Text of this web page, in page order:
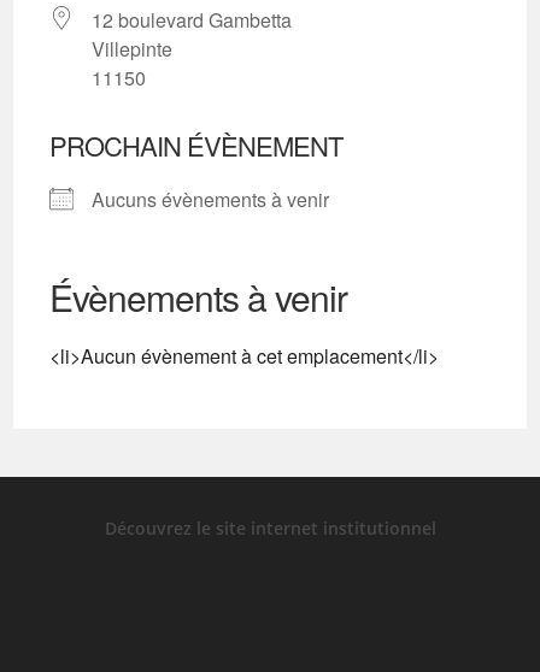
12 boulevard Gambetta
Villepinte
11150
PROCHAIN ÉVÈNEMENT
Aucuns évènements à venir
Évènements à venir
<li>Aucun évènement à cet emplacement</li>
Découvrez le site internet institutionnel